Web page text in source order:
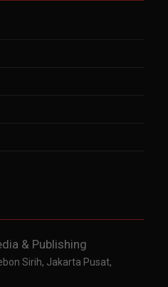
& Publishing
Sirih, Jakarta Pusat,